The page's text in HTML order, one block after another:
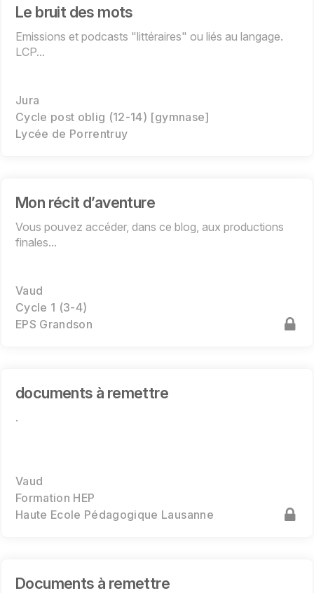
Le bruit des mots
Emissions et podcasts "littéraires" ou liés au langage.
LCP...
Jura
Cycle post oblig (12-14) [gymnase]
Lycée de Porrentruy
Mon récit d’aventure
Vous pouvez accéder, dans ce blog, aux productions
finales...
Vaud
Cycle 1 (3-4)
EPS Grandson
documents à remettre
.
Vaud
Formation HEP
Haute Ecole Pédagogique Lausanne
Documents à remettre